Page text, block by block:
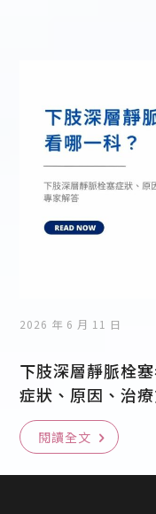
2026 年 6 月 11 日
下肢深層靜脈栓
症狀、原因、治
閱讀全文